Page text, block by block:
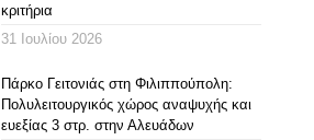
κριτήρια
31 Ιουλίου 2026
Πάρκο Γειτονιάς στη Φιλιππούπολη:
Πολυλειτουργικός χώρος αναψυχής και
ευεξίας 3 στρ. στην Αλευάδων